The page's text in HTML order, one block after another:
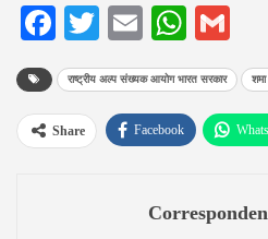
Facebook
TwitterEmail
राष्ट्रीय अल्प संख्यक आयोग भारत सरकार
Share Facebook